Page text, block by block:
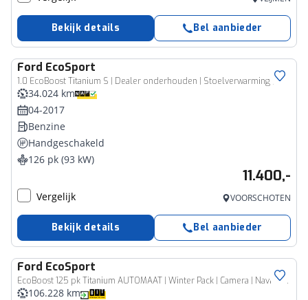
Bekijk details Bel aanbieder
Ford EcoSport
1.0 EcoBoost Titanium S | Dealer onderhouden | Stoelverwarming |
34.024 km
04-2017
Benzine
Handgeschakeld
126 pk (93 kW)
11.400,-
Vergelijk VOORSCHOTEN
Bekijk details Bel aanbieder
Ford EcoSport
EcoBoost 125 pk Titanium AUTOMAAT | Winter Pack | Camera | Navi | Clima | Cruise | Hoogzitter
106.228 km